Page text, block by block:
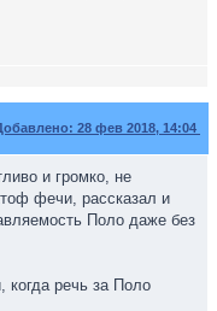
28 фев 2018, 14:04
и громко, не
фечи, рассказал и
Поло даже без
когда речь за Поло